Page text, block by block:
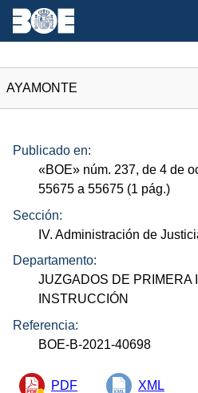
AYAMONTE
Publicado en:
«BOE» núm. 237, de 4 de
55675 a 55675 (1 pág.)
Sección:
IV. Administración de
Departamento:
JUZGADOS DE PRIMERA
INSTRUCCIÓN
Referencia:
BOE-B-2021-40698
PDF XML